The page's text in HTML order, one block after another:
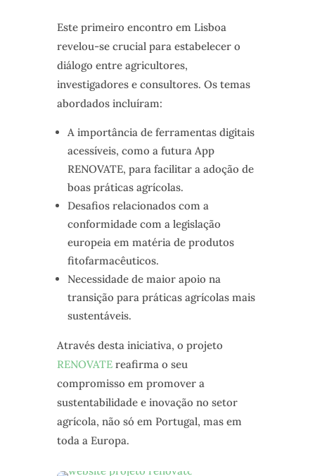
Este primeiro encontro em Lisboa
revelou-se crucial para estabelecer o
diálogo entre agricultores,
investigadores e consultores. Os temas
abordados incluíram:
A importância de ferramentas digitais
acessíveis, como a futura App
RENOVATE, para facilitar a adoção de
boas práticas agrícolas.
Desafios relacionados com a
conformidade com a legislação
europeia em matéria de produtos
fitofarmacêuticos.
Necessidade de maior apoio na
transição para práticas agrícolas mais
sustentáveis.
Através desta iniciativa, o projeto
RENOVATEreafirma o seu
compromisso em promover a
sustentabilidade e inovação no setor
agrícola, não só em Portugal, mas em
toda a Europa.